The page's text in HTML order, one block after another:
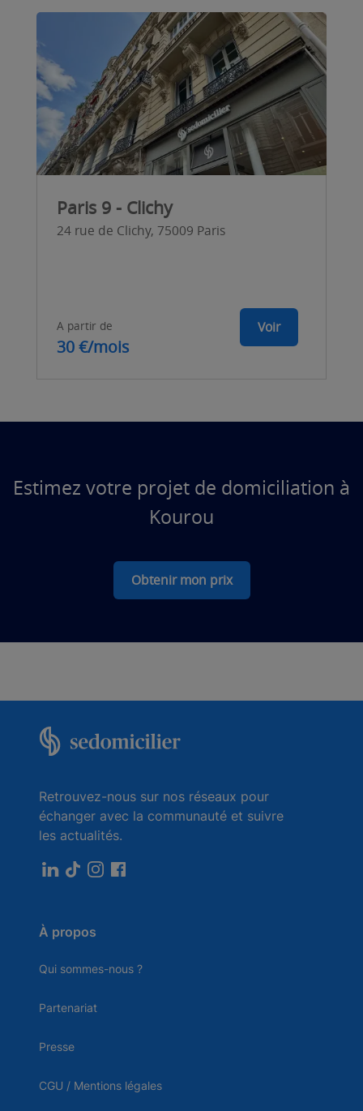
Paris 9 - Clichy
24 rue de Clichy, 75009 Paris
A partir de
30 €/mois
Voir
Estimez votre projet de domiciliation à
Kourou
Obtenir mon prix
Retrouvez-nous sur nos réseaux pour
échanger avec la communauté et suivre
les actualités.
À propos
Qui sommes-nous ?
Partenariat
Presse
CGU / Mentions légales